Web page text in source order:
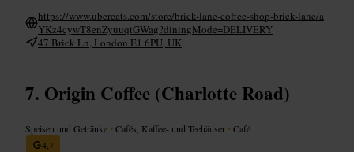
https://www.ubereats.com/store/brick-lane-coffee-shop-brick-lane/a
YKz4cywT8enZyuuqtGWag?diningMode=DELIVERY
47 Brick Ln, London E1 6PU, UK
Origin Coffee (Charlotte Road)
Speisen und Getränke •Cafés, Kaffee- und Teehäuser •Café
4,7